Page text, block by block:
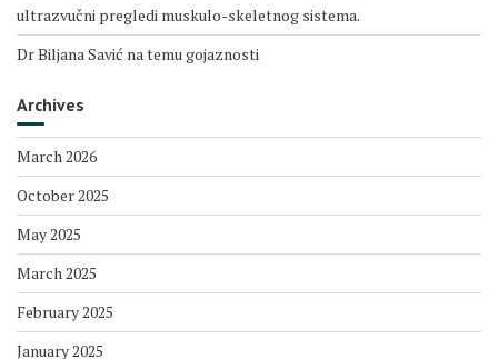
ultrazvučni pregledi muskulo-skeletnog sistema.
Dr Biljana Savić na temu gojaznosti
Archives
March 2026
October 2025
May 2025
March 2025
February 2025
January 2025